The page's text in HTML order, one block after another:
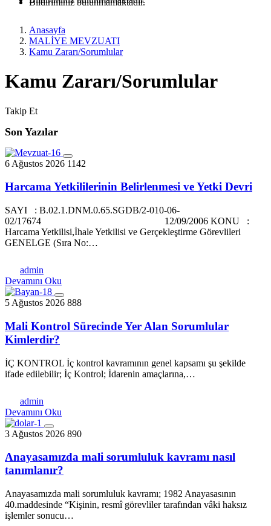
Bildiriminiz bulunmamaktadır.
Anasayfa
MALİYE MEVZUATI
Kamu Zararı/Sorumlular
Kamu Zararı/Sorumlular
Takip Et
Son Yazılar
6 Ağustos 2026 1142
Harcama Yetkililerinin Belirlenmesi ve Yetki Devri
SAYI : B.02.1.DNM.0.65.SGDB/2-010-06-
02/17674 12/09/2006 KONU :
Harcama Yetkilisi,İhale Yetkilisi ve Gerçekleştirme Görevlileri
GENELGE (Sıra No:…
admin
Devamını Oku
5 Ağustos 2026 888
Mali Kontrol Sürecinde Yer Alan Sorumlular
Kimlerdir?
İÇ KONTROL İç kontrol kavramının genel kapsamı şu şekilde
ifade edilebilir; İç Kontrol; İdarenin amaçlarına,…
admin
Devamını Oku
3 Ağustos 2026 890
Anayasamızda mali sorumluluk kavramı nasıl
tanımlanır?
Anayasamızda mali sorumluluk kavramı; 1982 Anayasasının
40.maddesinde “Kişinin, resmî görevliler tarafından vâki haksız
işlemler sonucu…